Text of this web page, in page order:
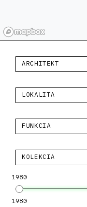
ARCHITEKT
LOKALITA
FUNKCIA
KOLEKCIA
1980
1980